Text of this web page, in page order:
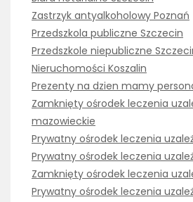
Zastrzyk antyalkoholowy Poznań
Przedszkola publiczne Szczecin
Przedszkole niepubliczne
Nieruchomości Koszalin
Prezenty na dzien mamy
Zamknięty ośrodek leczenia
mazowieckie
Prywatny ośrodek leczenia
Prywatny ośrodek leczenia
Zamknięty ośrodek leczenia
Prywatny ośrodek leczenia